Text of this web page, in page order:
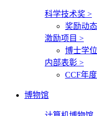
科学技术奖 >
奖励动态
激励项目 >
博士学
内部表彰 >
CCF年
博物馆